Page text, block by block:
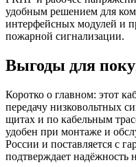
удобным решением для
интерфейсных модулей и
пожарной сигнализации.
Выгоды для
Коротко о главном: этот
передачу низковольтных
щитах и по кабельным
удобен при монтаже и
России и поставляется с
подтверждает надёжность